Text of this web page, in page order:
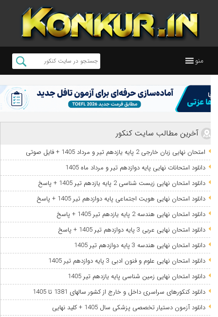
منو
آخرین مطالب سایت کنکور
امتحان نهایی زبان خارجی 2 پایه یازدهم تیر و مرداد 1405 + فایل صوتی
دانلود امتحانات نهایی پایه دوازدهم تیر و مرداد ماه 1405
دانلود امتحان نهایی زیست شناسی 2 پایه یازدهم تیر 1405 + پاسخ
دانلود امتحان نهایی هویت اجتماعی پایه دوازدهم تیر 1405 + پاسخ
دانلود امتحان نهایی هندسه 2 پایه یازدهم تیر 1405 + پاسخ
دانلود امتحان نهایی عربی 3 پایه دوازدهم تیر 1405 + پاسخ
دانلود امتحان نهایی هندسه 3 پایه دوازدهم تیر 1405
دانلود امتحان نهایی علوم و فنون ادبی 3 پایه دوازدهم تیر 1405
دانلود امتحان نهایی زمین شناسی پایه یازدهم تیر 1405
دانلود کنکورهای سراسری داخل و خارج از کشور سالهای 1381 تا 1405
دانلود آزمون دستیار تخصصی پزشکی سال 1405 + کلید نهایی